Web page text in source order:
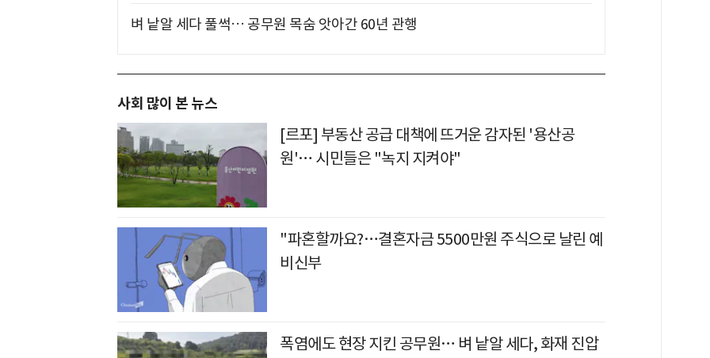
벼 낱알 세다 풀썩… 공무원 목숨 앗아간 60년 관행
사회 많이 본 뉴스
[르포] 부동산 공급 대책에 뜨거운 감자된 '용산공
원'… 시민들은 "녹지 지켜야"
"파혼할까요?…결혼자금 5500만원 주식으로 날린 예
비신부
폭염에도 현장 지킨 공무원… 벼 낱알 세다, 화재 진압